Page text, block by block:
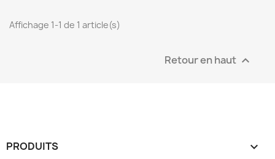
Affichage 1-1 de 1 article(s)
Retour en haut 
PRODUITS 